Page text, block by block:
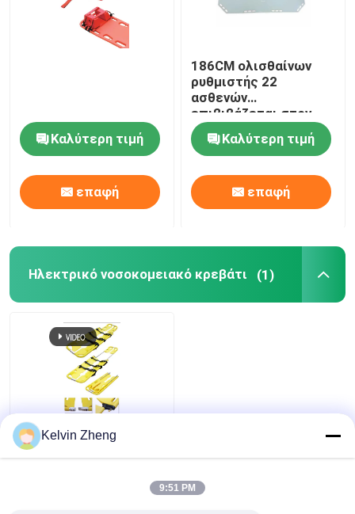
Καλύτερη τιμή
επαφή
186CM ολισθαίνων
ρυθμιστής 22
ασθενών
επιβιβάζεται στον
πτυσσόμενο καμβά
φορείων διάσωσης
έκτακτης ανάγκης
ασθενοφόρων
Καλύτερη τιμή
επαφή
Ηλεκτρικό νοσοκομειακό κρεβάτι (1)
Υπερ- ελαφρύ βάρος
Καλή απορρόφηση
εξελιγμένη εμφάνιση
Kelvin Zheng
9:51 PM